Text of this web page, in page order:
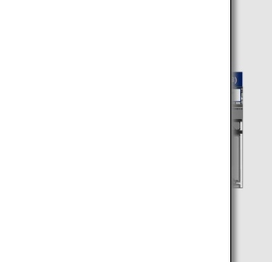
の定時到着率向上にもつながります。